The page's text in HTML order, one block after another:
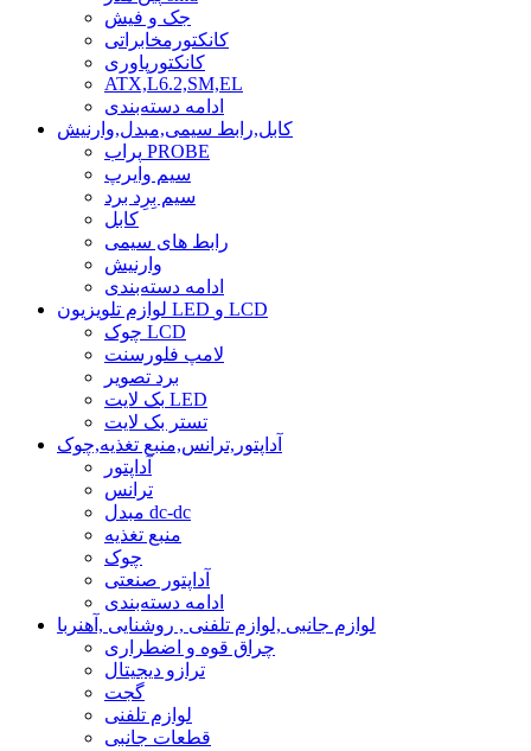
جک و فیش
کانکتورمخابراتی
کانکتورپاوری
ATX,L6.2,SM,EL
ادامه دسته‌بندی
کابل,رابط سیمی,مبدل,وارنیش
پراب PROBE
سیم وایرپ
سیم بِرِد برد
کابل
رابط های سیمی
وارنیش
ادامه دسته‌بندی
لوازم تلویزیون LED و LCD
چوک LCD
لامپ فلورسنت
برد تصویر
بک لایت LED
تستر بک لایت
آداپتور,ترانس,منبع تغذیه,چوک
آداپتور
ترانس
مبدل dc-dc
منبع تغذیه
چوک
آداپتور صنعتی
ادامه دسته‌بندی
لوازم جانبی ,لوازم تلفنی , روشنایی ,آهنربا
چراق قوه و اضطراری
ترازو دیجیتال
گجت
لوازم تلفنی
قطعات جانبی